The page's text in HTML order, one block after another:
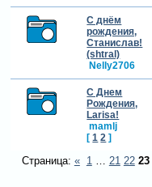
С днём
рождения,
Станислав!
(shtral)
Nelly2706
С Днем
Рождения,
Larisa!
mamlj
[ 1 2 ]
Страница: « 1 … 21 22 23